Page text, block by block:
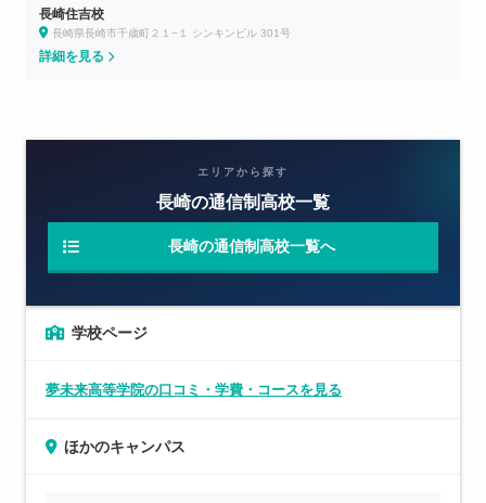
長崎住吉校
長崎県長崎市千歳町２１−１ シンキンビル 301号
詳細を見る
エリアから探す
長崎の通信制高校一覧
長崎の通信制高校一覧へ
学校ページ
夢未来高等学院の口コミ・学費・コースを見る
ほかのキャンパス